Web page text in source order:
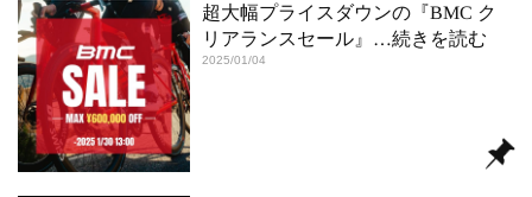
超大幅プライスダウンの『BMC ク
リアランスセール』 …続きを読む
2025/01/04